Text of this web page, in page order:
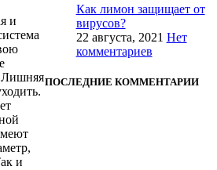
и
Лишняя
и
Как лимон защищает от
вирусов?
22 августа, 2021 Нет
комментариев
ПОСЛЕДНИЕ КОММЕНТАРИИ